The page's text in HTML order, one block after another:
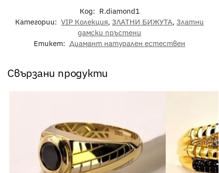
Код: R.diamond1
Категории: VIP Колекция, ЗЛАТНИ БИЖУТА, Златни
дамски пръстени
Етикет: Диамант натурален естествен
Свързани продукти